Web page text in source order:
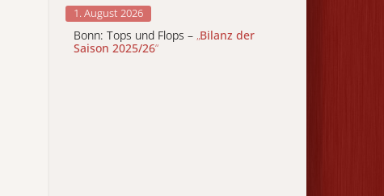
1. August 2026
Bonn: Tops und Flops – „Bilanz der
Saison 2025/26“